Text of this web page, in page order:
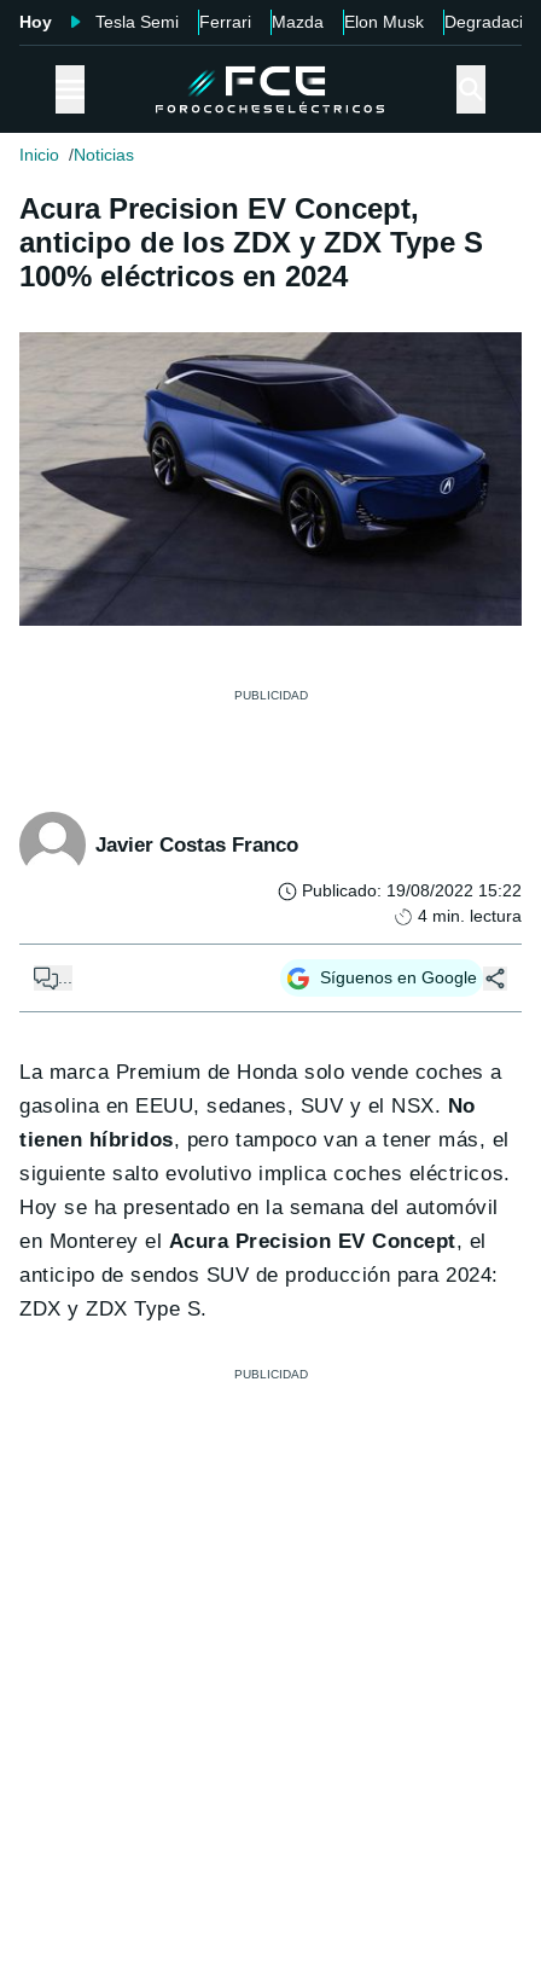
Hoy Tesla Semi Ferrari Mazda Elon Musk Degradación
Inicio Noticias
Acura Precision EV Concept,
anticipo de los ZDX y ZDX Type S
100% eléctricos en 2024
Javier Costas Franco
Publicado: 19/08/2022 15:22
4 min. lectura
... Síguenos en Google
La marca Premium de Honda solo vende coches a
gasolina en EEUU, sedanes, SUV y el NSX. No
tienen híbridos, pero tampoco van a tener más, el
siguiente salto evolutivo implica coches eléctricos.
Hoy se ha presentado en la semana del automóvil
en Monterey el Acura Precision EV Concept, el
anticipo de sendos SUV de producción para 2024:
ZDX y ZDX Type S.